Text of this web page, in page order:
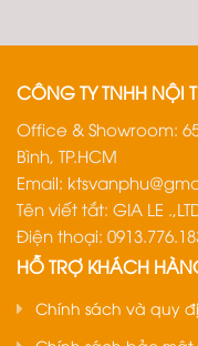
CÔNG TY TNHH NỘI
Office & Showroom:
Bình, TP.HCM
Email:
Tên viết tắt: GIA LE
Điện thoại:
HỖ TRỢ KHÁCH
Chính sách và quy